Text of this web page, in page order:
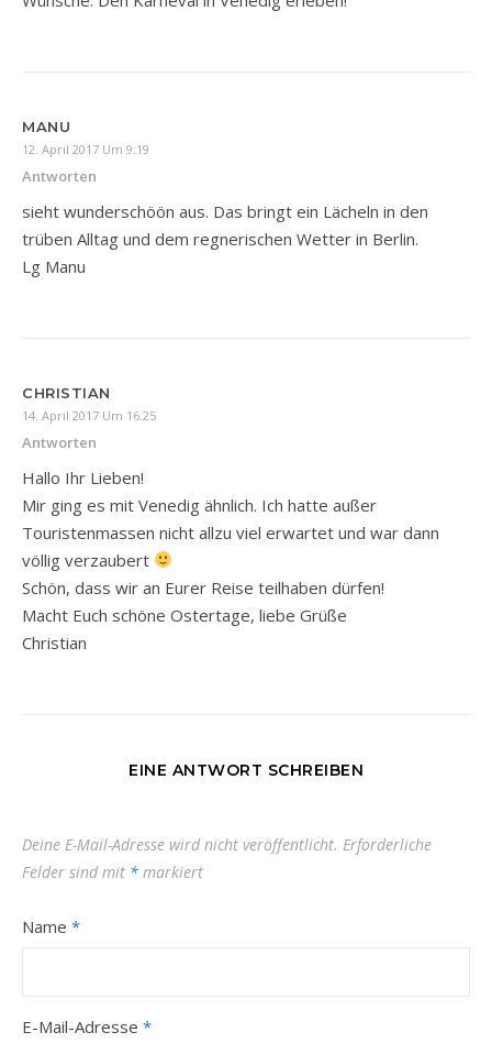
MANU
12. April 2017 Um 9:19
Antworten
sieht wunderschöön aus. Das bringt ein Lächeln in den
trüben Alltag und dem regnerischen Wetter in Berlin.
Lg Manu
CHRISTIAN
14. April 2017 Um 16:25
Antworten
Hallo Ihr Lieben!
Mir ging es mit Venedig ähnlich. Ich hatte außer
Touristenmassen nicht allzu viel erwartet und war dann
völlig verzaubert
Schön, dass wir an Eurer Reise teilhaben dürfen!
Macht Euch schöne Ostertage, liebe Grüße
Christian
EINE ANTWORT SCHREIBEN
Deine E-Mail-Adresse wird nicht veröffentlicht. Erforderliche
Felder sind mit * markiert
Name *
E-Mail-Adresse *